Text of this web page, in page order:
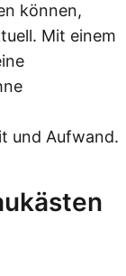
können,
Mit einem
und Aufwand.